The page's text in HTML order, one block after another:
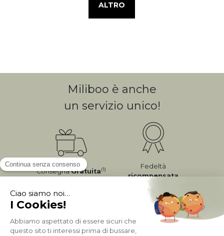
ALTRO
Miliboo è anche
un servizio unico!
ConsegnaGratuita(1)
Fedeltà
ricompensata